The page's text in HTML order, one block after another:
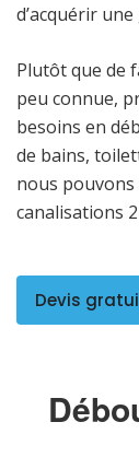
d’acquérir
Plutôt que de
peu connue,
besoins en
de bains,
nous
canalisations
Devis